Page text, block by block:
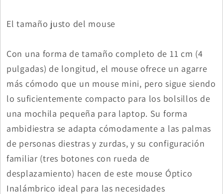
El tamaño justo del mouse
Con una forma de tamaño completo de 11 cm (4
pulgadas) de longitud, el mouse ofrece un agarre
más cómodo que un mouse mini, pero sigue siendo
lo suficientemente compacto para los bolsillos de
una mochila pequeña para laptop. Su forma
ambidiestra se adapta cómodamente a las palmas
de personas diestras y zurdas, y su configuración
familiar (tres botones con rueda de
desplazamiento) hacen de este mouse Óptico
Inalámbrico ideal para las necesidades